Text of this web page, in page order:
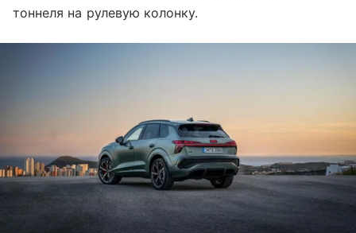
тоннеля на рулевую колонку.